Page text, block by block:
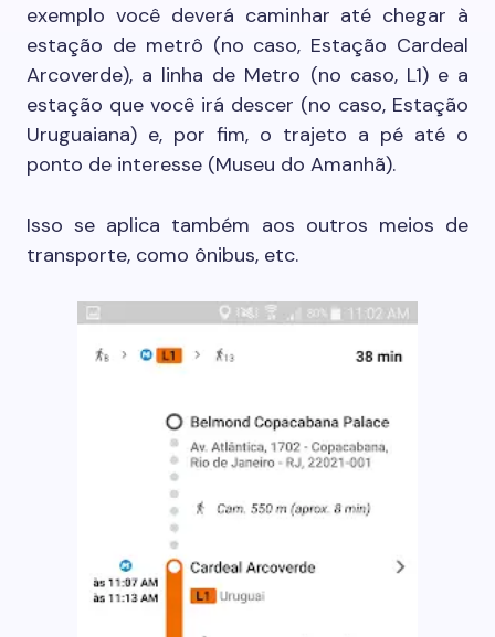
exemplo você deverá caminhar até chegar à
estação de metrô (no caso, Estação Cardeal
Arcoverde), a linha de Metro (no caso, L1) e a
estação que você irá descer (no caso, Estação
Uruguaiana) e, por fim, o trajeto a pé até o
ponto de interesse (Museu do Amanhã).
Isso se aplica também aos outros meios de
transporte, como ônibus, etc.